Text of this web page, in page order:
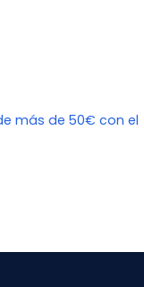
más de 50€ con el